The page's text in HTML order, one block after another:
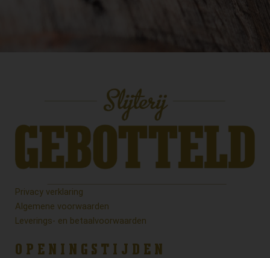
Privacy verklaring
Algemene voorwaarden
Leverings- en betaalvoorwaarden
OPENINGSTIJDEN